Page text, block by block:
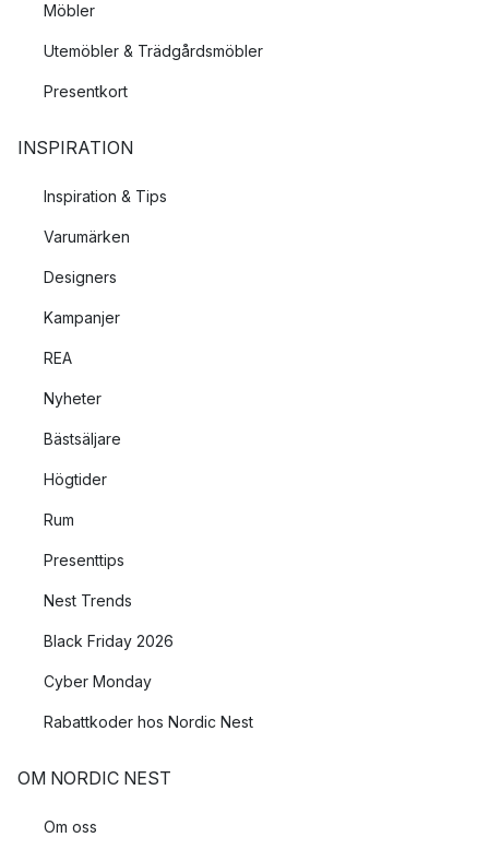
Möbler
Utemöbler & Trädgårdsmöbler
Presentkort
INSPIRATION
Inspiration & Tips
Varumärken
Designers
Kampanjer
REA
Nyheter
Bästsäljare
Högtider
Rum
Presenttips
Nest Trends
Black Friday 2026
Cyber Monday
Rabattkoder hos Nordic Nest
OM NORDIC NEST
Om oss